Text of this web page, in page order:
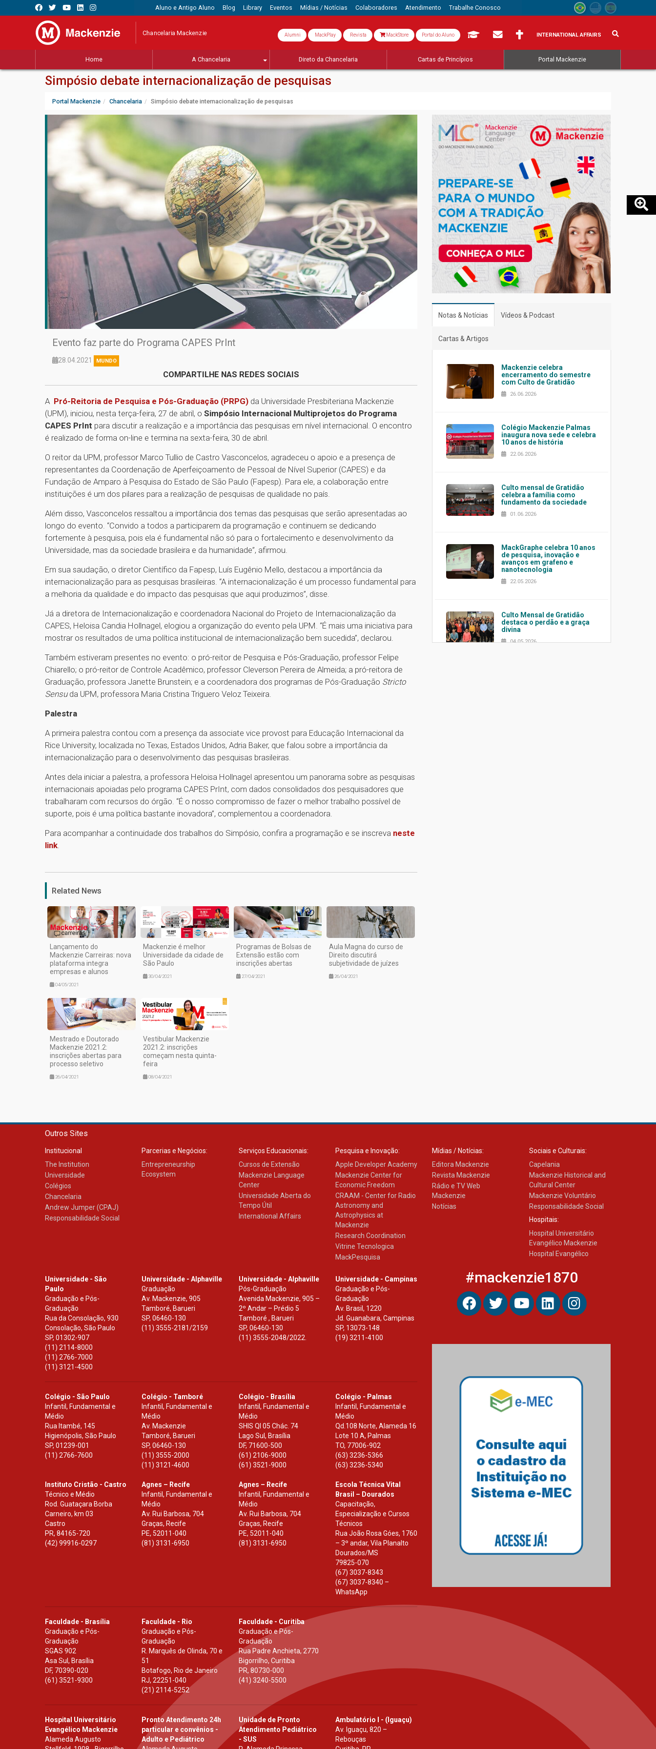
Aluno e Antigo Aluno Blog Library Eventos Mídias / Notícias Colaboradores Atendimento Trabalhe Conosco
Chancelaria Mackenzie Alumni MackPlay Revista MackStore Portal do Aluno INTERNATIONAL AFFAIRS
Home A Chancelaria Direto da Chancelaria Cartas de Princípios Portal Mackenzie
Simpósio debate internacionalização de pesquisas
Portal Mackenzie Chancelaria Simpósio debate internacionalização de pesquisas
Evento faz parte do Programa CAPES PrInt
28.04.2021 MUNDO
COMPARTILHE NAS REDES SOCIAIS
A Pró-Reitoria de Pesquisa e Pós-Graduação (PRPG) da Universidade Presbiteriana Mackenzie
(UPM), iniciou, nesta terça-feira, 27 de abril, o Simpósio Internacional Multiprojetos do Programa
CAPES PrInt para discutir a realização e a importância das pesquisas em nível internacional. O encontro
é realizado de forma on-line e termina na sexta-feira, 30 de abril.
O reitor da UPM, professor Marco Tullio de Castro Vasconcelos, agradeceu o apoio e a presença de
representantes da Coordenação de Aperfeiçoamento de Pessoal de Nível Superior (CAPES) e da
Fundação de Amparo à Pesquisa do Estado de São Paulo (Fapesp). Para ele, a colaboração entre
instituições é um dos pilares para a realização de pesquisas de qualidade no país.
Além disso, Vasconcelos ressaltou a importância dos temas das pesquisas que serão apresentadas ao
longo do evento. “Convido a todos a participarem da programação e continuem se dedicando
fortemente à pesquisa, pois ela é fundamental não só para o fortalecimento e desenvolvimento da
Universidade, mas da sociedade brasileira e da humanidade”, afirmou.
Em sua saudação, o diretor Científico da Fapesp, Luís Eugênio Mello, destacou a importância da
internacionalização para as pesquisas brasileiras. “A internacionalização é um processo fundamental para
a melhoria da qualidade e do impacto das pesquisas que aqui produzimos”, disse.
Já a diretora de Internacionalização e coordenadora Nacional do Projeto de Internacionalização da
CAPES, Heloisa Candia Hollnagel, elogiou a organização do evento pela UPM. “É mais uma iniciativa para
mostrar os resultados de uma política institucional de internacionalização bem sucedida”, declarou.
Também estiveram presentes no evento: o pró-reitor de Pesquisa e Pós-Graduação, professor Felipe
Chiarello; o pró-reitor de Controle Acadêmico, professor Cleverson Pereira de Almeida; a pró-reitora de
Graduação, professora Janette Brunstein; e a coordenadora dos programas de Pós-Graduação Stricto
Sensuda UPM, professora Maria Cristina Triguero Veloz Teixeira.
Palestra
A primeira palestra contou com a presença da associate vice provost para Educação Internacional da
Rice University, localizada no Texas, Estados Unidos, Adria Baker, que falou sobre a importância da
internacionalização para o desenvolvimento das pesquisas brasileiras.
Antes dela iniciar a palestra, a professora Heloisa Hollnagel apresentou um panorama sobre as pesquisas
internacionais apoiadas pelo programa CAPES PrInt, com dados consolidados dos pesquisadores que
trabalharam com recursos do órgão. “É o nosso compromisso de fazer o melhor trabalho possível de
suporte, pois é uma política bastante inovadora”, complementou a coordenadora.
Para acompanhar a continuidade dos trabalhos do Simpósio, confira a programação e se inscreva neste
link
Related News
Lançamento do
Mackenzie Carreiras: nova
plataforma integra
empresas e alunos
04/05/2021
Mackenzie é melhor
Universidade da cidade de
São Paulo
30/04/2021
Programas de Bolsas de
Extensão estão com
inscrições abertas
27/04/2021
Aula Magna do curso de
Direito discutirá
subjetividade de juízes
26/04/2021
Mestrado e Doutorado
Mackenzie 2021.2:
inscrições abertas para
processo seletivo
26/04/2021
Vestibular Mackenzie
2021.2: inscrições
começam nesta quinta-
feira
08/04/2021
Notas & Notícias Vídeos & Podcast
Cartas & Artigos
Mackenzie celebra
encerramento do semestre
com Culto de Gratidão
26.06.2026
Colégio Mackenzie Palmas
inaugura nova sede e celebra
10 anos de história
22.06.2026
Culto mensal de Gratidão
celebra a família como
fundamento da sociedade
01.06.2026
MackGraphe celebra 10 anos
de pesquisa, inovação e
avanços em grafeno e
nanotecnologia
22.05.2026
Culto Mensal de Gratidão
destaca o perdão e a graça
divina
04.05.2026
Outros Sites
Institucional
The Institution
Universidade
Colégios
Chancelaria
Andrew Jumper (CPAJ)
Responsabilidade Social
Parcerias e Negócios:
Entrepreneurship
Ecosystem
Serviços Educacionais:
Cursos de Extensão
Mackenzie Language
Center
Universidade Aberta do
Tempo Útil
International Affairs
Pesquisa e Inovação:
Apple Developer Academy
Mackenzie Center for
Economic Freedom
CRAAM - Center for Radio
Astronomy and
Astrophysics at
Mackenzie
Research Coordination
Vitrine Tecnologica
MackPesquisa
Mídias / Notícias:
Editora Mackenzie
Revista Mackenzie
Rádio e TV Web
Mackenzie
Notícias
Sociais e Culturais:
Capelania
Mackenzie Historical and
Cultural Center
Mackenzie Voluntário
Responsabilidade Social
Hospitais:
Hospital Universitário
Evangélico Mackenzie
Hospital Evangélico
Universidade - São
Paulo
Graduação e Pós-
Graduação
Rua da Consolação, 930
Consolação, São Paulo
SP, 01302-907
(11) 2114-8000
(11) 2766-7000
(11) 3121-4500
Universidade - Alphaville
Graduação
Av. Mackenzie, 905
Tamboré, Barueri
SP,06460-130
(11) 3555-2181/2159
Universidade - Alphaville
Pós-Graduação
Avenida Mackenzie, 905 –
2º Andar – Prédio 5
Tamboré , Barueri
SP, 06460-130
(11) 3555-2048/2022.
Universidade - Campinas
Graduação e Pós-
Graduação
Av. Brasil, 1220
Jd. Guanabara, Campinas
SP, 13073-148
(19) 3211-4100
Colégio - São Paulo
Infantil, Fundamental e
Médio
Rua Itambé, 145
Higienópolis, São Paulo
SP, 01239-001
(11) 2766-7600
Colégio - Tamboré
Infantil, Fundamental e
Médio
Av. Mackenzie
Tamboré, Barueri
SP,06460-130
(11) 3555-2000
(11) 3121-4600
Colégio - Brasília
Infantil, Fundamental e
Médio
SHIS Ql 05 Chác. 74
Lago Sul, Brasília
DF, 71600-500
(61) 2106-9000
(61) 3521-9000
Colégio - Palmas
Infantil, Fundamental e
Médio
Qd.108 Norte, Alameda 16
Lote 10 A, Palmas
TO, 77006-902
(63) 3236-5366
(63) 3236-5340
Instituto Cristão - Castro
Técnico e Médio
Rod. Guataçara Borba
Carneiro, km 03
Castro
PR, 84165-720
(42) 99916-0297
Agnes – Recife
Infantil, Fundamental e
Médio
Av. Rui Barbosa, 704
Graças, Recife
PE, 52011-040
(81) 3131-6950
Agnes – Recife
Infantil, Fundamental e
Médio
Av. Rui Barbosa, 704
Graças, Recife
PE, 52011-040
(81) 3131-6950
Escola Técnica Vital
Brasil – Dourados
Capacitação,
Especialização e Cursos
Técnicos
Rua João Rosa Góes, 1760
– 3º andar, Vila Planalto
Dourados/MS
79825-070
(67) 3037-8343
(67) 3037-8340 –
WhatsApp
Faculdade - Brasília
Graduação e Pós-
Graduação
SGAS 902
Asa Sul, Brasília
DF, 70390-020
(61) 3521-9300
Faculdade - Rio
Graduação e Pós-
Graduação
R. Marquês de Olinda, 70 e
51
Botafogo, Rio de Janeiro
RJ,22251-040
(21) 2114-5252
Faculdade - Curitiba
Graduação e Pós-
Graduação
Rua Padre Anchieta, 2770
Bigorrilho, Curitiba
PR, 80730-000
(41) 3240-5500
Hospital Universitário
Evangélico Mackenzie
Alameda Augusto
Pronto Atendimento 24h
particular e convênios -
Adulto e Pediátrico
Unidade de Pronto
Atendimento Pediátrico
- SUS
Ambulatório I - (Iguaçu)
Av. Iguaçu, 820 –
Rebouças
#mackenzie1870